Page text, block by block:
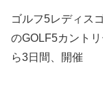
ゴルフ5レディス
のGOLF5カント
ら3日間、開催